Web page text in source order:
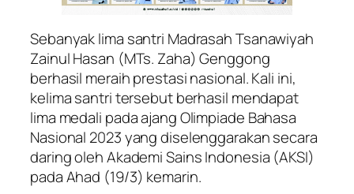
Sebanyak lima santri Madrasah Tsanawiyah
Zainul Hasan (MTs. Zaha) Genggong
berhasil meraih prestasi nasional. Kali ini,
kelima santri tersebut berhasil mendapat
lima medali pada ajang Olimpiade Bahasa
Nasional 2023 yang diselenggarakan secara
daring oleh Akademi Sains Indonesia (AKSI)
pada Ahad (19/3) kemarin.